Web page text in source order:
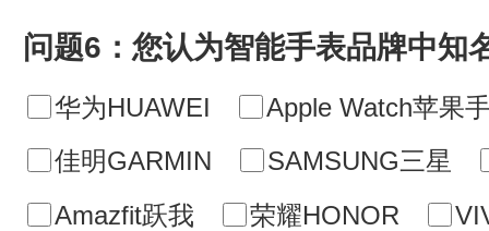
问题6：您认为智能手表品牌中知
华为HUAWEI
Apple Watch苹果
佳明GARMIN
SAMSUNG三星
Amazfit跃我
荣耀HONOR